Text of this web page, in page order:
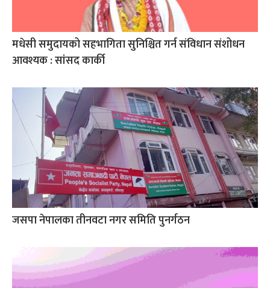
मधेसी समुदायको सहभागिता सुनिश्चित गर्न संविधान संशोधन
आवश्यक : सांसद कार्की
जसपा नेपालका तीनवटा नगर समिति पुनर्गठन